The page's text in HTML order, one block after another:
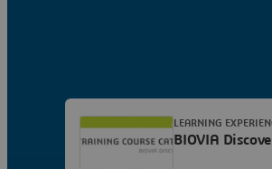
BIOVIA
LEARNING